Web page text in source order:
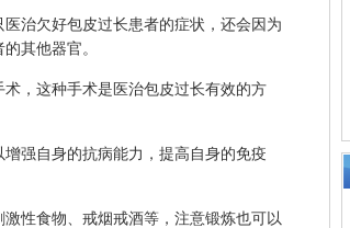
治欠好包皮过长患者的症状，还会因为
其他器官。
，这种手术是医治包皮过长有效的方
强自身的抗病能力，提高自身的免疫
性食物、戒烟戒酒等，注意锻炼也可以